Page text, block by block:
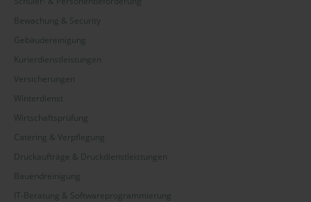
Bewachung & Security
Gebäudereinigung
Kurierdienstleistungen
Versicherungen
Winterdienst
Wirtschaftsprüfung
Catering & Verpflegung
Druckaufträge & Druckdienstleistungen
Bauendreinigung
IT-Beratung & Softwareprogrammierung